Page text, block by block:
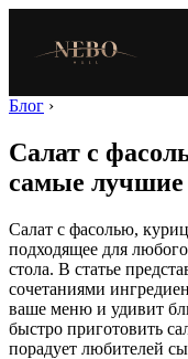
Блог ›
Салат с
самые
Салат с фасолью,
подходящее для
стола. В статье
сочетаниями
ваше меню и удивит
быстро приготовить
порадует любителей